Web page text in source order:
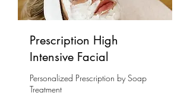
Prescription High
Intensive Facial
Personalized Prescription by Soap
Treatment